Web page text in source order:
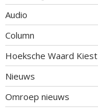
Audio
Column
Hoeksche Waard Kiest
Nieuws
Omroep nieuws